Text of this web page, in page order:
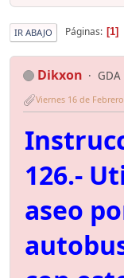
IR ABAJO Páginas 1
Dikxon GDA
Viernes 16 de
126.-
aseo